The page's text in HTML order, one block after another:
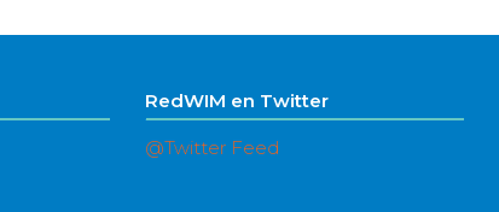
RedWIM en Twitter
@Twitter Feed